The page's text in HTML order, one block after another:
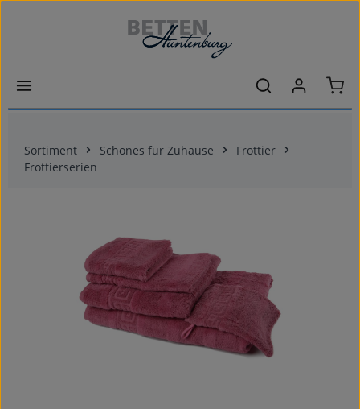
Zum Hauptinhalt springen
Sortiment Schönes für Zuhause
Frottier
Frottierserien